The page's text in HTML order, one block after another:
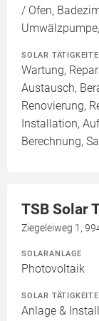
/ Ofen,
SOLAR
Wartung,
Austausch,
Renovierung,
Installation,
Berechnung,
TSB Solar
Ziegeleiweg 1,
SOLARANLAGE
Photovoltaik
SOLAR
Anlage &